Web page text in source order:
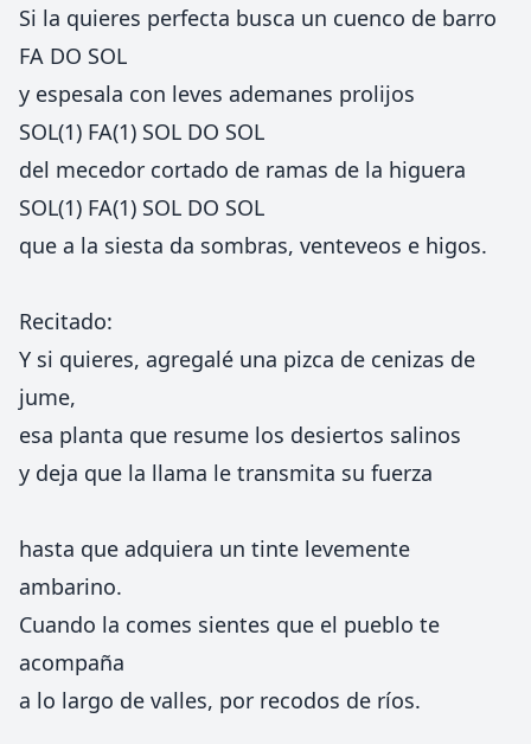
Si la quieres perfecta busca un cuenco de barro
FA DO SOL
y espesala con leves ademanes prolijos
SOL(1) FA(1) SOL DO SOL
del mecedor cortado de ramas de la higuera
SOL(1) FA(1) SOL DO SOL
que a la siesta da sombras, venteveos e higos.
Recitado:
Y si quieres, agregalé una pizca de cenizas de
jume,
esa planta que resume los desiertos salinos
y deja que la llama le transmita su fuerza
hasta que adquiera un tinte levemente
ambarino.
Cuando la comes sientes que el pueblo te
acompaña
a lo largo de valles, por recodos de ríos.